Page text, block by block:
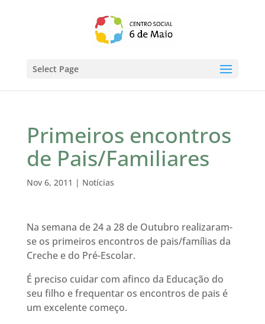
Select Page
Primeiros encontros
de Pais/Familiares
Nov 6, 2011 | Notícias
Na semana de 24 a 28 de Outubro realizaram-
se os primeiros encontros de pais/famílias da
Creche e do Pré-Escolar.
É preciso cuidar com afinco da Educação do
seu filho e frequentar os encontros de pais é
um excelente começo.